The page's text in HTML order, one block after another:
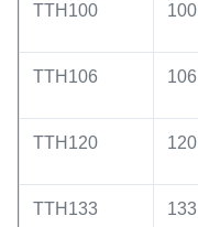
TTH100 100
TTH106 106
TTH120 120
TTH133 133